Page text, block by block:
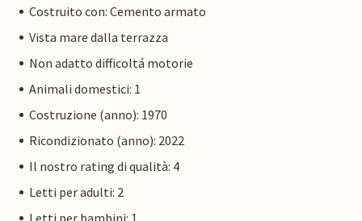
Costruito con: Cemento armato
Vista mare dalla terrazza
Non adatto difficoltá motorie
Animali domestici: 1
Costruzione (anno): 1970
Ricondizionato (anno): 2022
Il nostro rating di qualità: 4
Letti per adulti: 2